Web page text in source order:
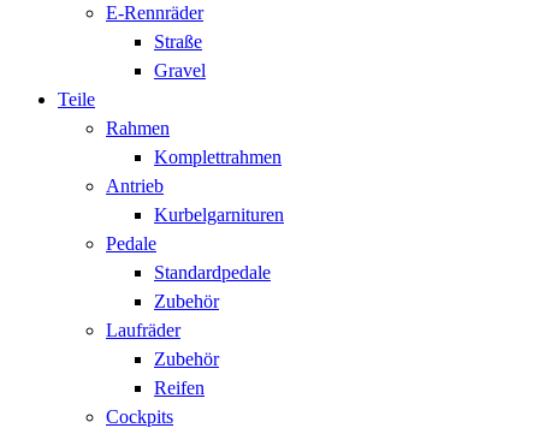
E-Rennräder
Straße
Gravel
Teile
Rahmen
Komplettrahmen
Antrieb
Kurbelgarnituren
Pedale
Standardpedale
Zubehör
Laufräder
Zubehör
Reifen
Cockpits